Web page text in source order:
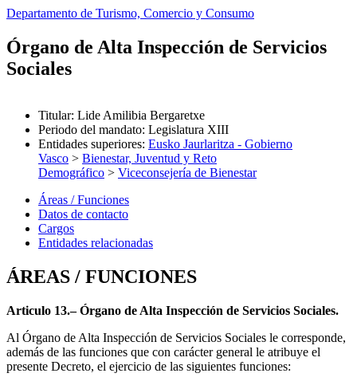
Departamento de Turismo, Comercio y Consumo
Órgano de Alta Inspección de Servicios
Sociales
Titular: Lide Amilibia Bergaretxe
Periodo del mandato: Legislatura XIII
Entidades superiores: Eusko Jaurlaritza - Gobierno
Vasco > Bienestar, Juventud y Reto
Demográfico > Viceconsejería de Bienestar
Áreas / Funciones
Datos de contacto
Cargos
Entidades relacionadas
ÁREAS / FUNCIONES
Articulo 13.– Órgano de Alta Inspección de Servicios Sociales.
Al Órgano de Alta Inspección de Servicios Sociales le corresponde,
además de las funciones que con carácter general le atribuye el
presente Decreto, el ejercicio de las siguientes funciones: